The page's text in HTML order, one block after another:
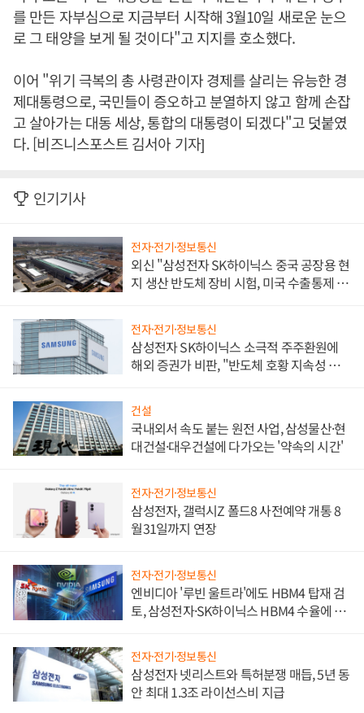
를 만든 자부심으로 지금부터 시작해 3월10일 새로운 눈으
로 그 태양을 보게 될 것이다"고 지지를 호소했다.
이어 "위기 극복의 총 사령관이자 경제를 살리는 유능한 경
제대통령으로, 국민들이 증오하고 분열하지 않고 함께 손잡
고 살아가는 대동 세상, 통합의 대통령이 되겠다"고 덧붙였
다. [비즈니스포스트 김서아 기자]
인기기사
전자·전기·정보통신
외신 "삼성전자 SK하이닉스 중국 공장용 현
지 생산 반도체 장비 시험, 미국 수출통제 대
전자·전기·정보통신
삼성전자 SK하이닉스 소극적 주주환원에
해외 증권가 비판, "반도체 호황 지속성 의
건설
국내외서 속도 붙는 원전 사업, 삼성물산·현
대건설·대우건설에 다가오는 '약속의 시간'
전자·전기·정보통신
삼성전자, 갤럭시Z 폴드8 사전예약 개통 8
월31일까지 연장
전자·전기·정보통신
엔비디아 '루빈 울트라'에도 HBM4 탑재 검
토, 삼성전자·SK하이닉스 HBM4 수율에 주
전자·전기·정보통신
삼성전자 넷리스트와 특허분쟁 매듭, 5년 동
안 최대 1.3조 라이선스비 지급